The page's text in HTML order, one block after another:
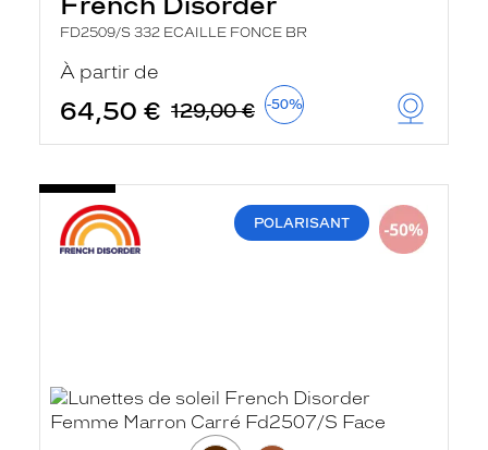
FD2509/S 332 ECAILLE FONCE BR
À partir de
64,50 € 129,00 € -50%
POLARISANT